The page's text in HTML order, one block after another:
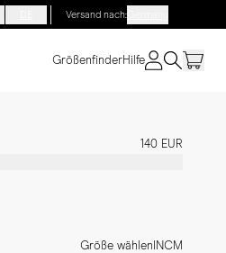
Versand nach:
GrößenfinderHilfe
140 EUR
Größe wählen INCM